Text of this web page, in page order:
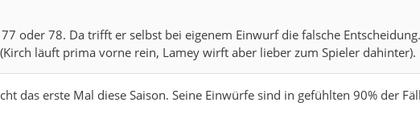
oder 78. Da trifft er selbst bei eigenem Einwurf die falsche
läuft prima vorne rein, Lamey wirft aber lieber zum Spieler dahinter).
das erste Mal diese Saison. Seine Einwürfe sind in gefühlten 90% der